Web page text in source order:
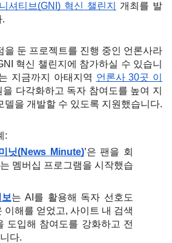
셔티브(GNI) 혁신 챌린지
개최를 발
.
을 둔 프로젝트를 진행 중인 언론사라
혁신 챌린지에 참가하실 수 있습니
지금까지 아태지역 언론사 30곳 이
다각화하고 독자 참여도를 높여 지
델을 개발할 수 있도록 지원했습니다.
:
닛(News Minute)’은 팬을 회
멤버십 프로그램을 시작했습
는 AI를 활용해 독자 선호도
이해를 얻었고, 사이트 내 검색
도입해 참여도를 강화하고 전
다.